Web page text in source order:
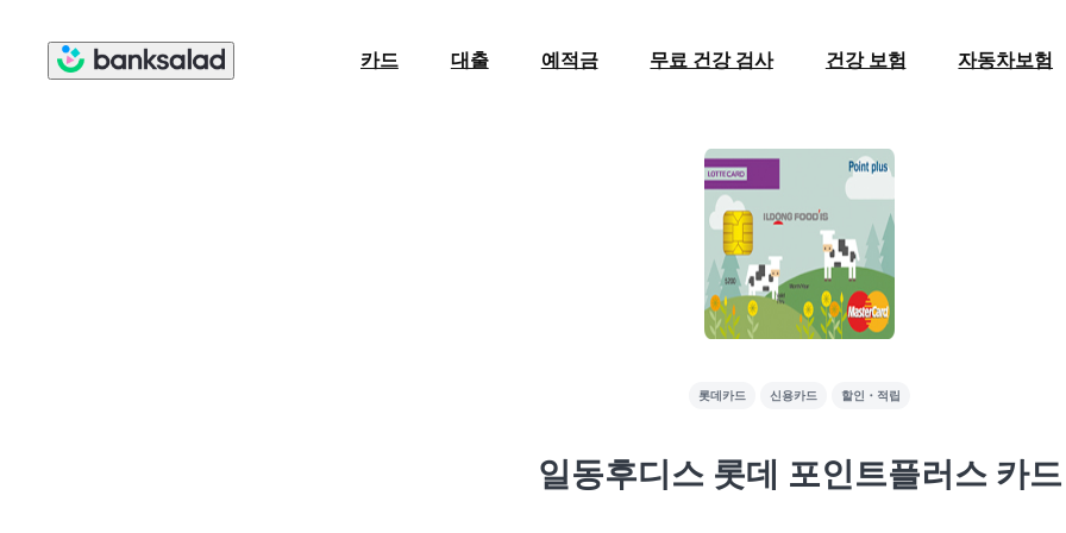
카드 대출 예적금 무료 건강 검사 건강 보험 자동차보험
롯데카드 신용카드 할인・적립
일동후디스 롯데 포인트플러스 카드